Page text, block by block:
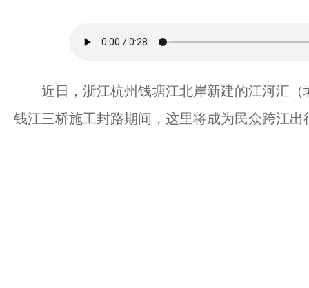
近日，浙江杭州钱塘江北岸新建的江河汇（
钱江三桥施工封路期间，这里将成为民众跨江